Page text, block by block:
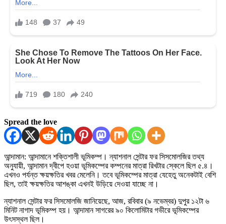
Spread the love
আন্দামান: আন্দামানে শক্তিশালী ভূমিকম্প। ন্যাশনাল সেন্টার ফর সিসমোলজির তথ্য
অনুযায়ী, আন্দামান দ্বীপে হওয়া ভূমিকম্পের কম্পনের মাত্রা রিখটার স্কেলে ছিল ৫.৪।
এখনও পর্যন্ত ক্ষয়ক্ষতির খবর মেলেনি। তবে ভূমিকম্পের মাত্রা যেহেতু অনেকটাই বেশি
ছিল, তাই ক্ষয়ক্ষতির আশঙ্কা এখনই উড়িয়ে দেওয়া যাচ্ছে না।
ন্যাশনাল সেন্টার ফর সিসমোলজি জানিয়েছে, আজ, রবিবার (৯ নভেম্বর) দুপুর ১২টা ৬
মিনিট নাগাদ ভূমিকম্প হয়। আন্দামান সাগরের ৯০ কিলোমিটার গভীরে ভূমিকম্পের
উৎসস্থল ছিল।